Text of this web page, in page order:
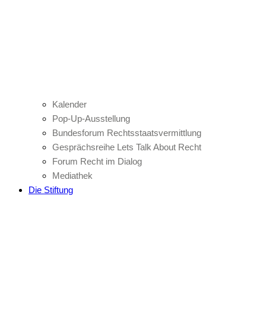
Kalender
Pop-Up-Ausstellung
Bundesforum Rechtsstaatsvermittlung
Gesprächsreihe Lets Talk About Recht
Forum Recht im Dialog
Mediathek
Die Stiftung